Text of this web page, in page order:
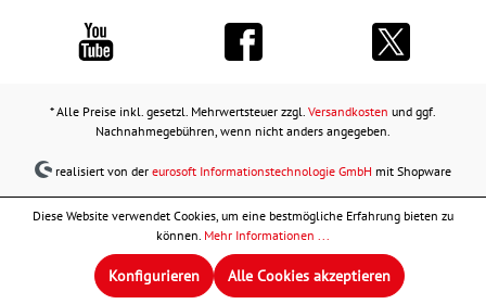
* Alle Preise inkl. gesetzl. Mehrwertsteuer zzgl. Versandkosten und ggf.
Nachnahmegebühren, wenn nicht anders angegeben.
realisiert von dereurosoft Informationstechnologie GmbH mit Shopware
Diese Website verwendet Cookies, um eine bestmögliche Erfahrung bieten zu
können. Mehr Informationen ...
Konfigurieren Alle Cookies akzeptieren